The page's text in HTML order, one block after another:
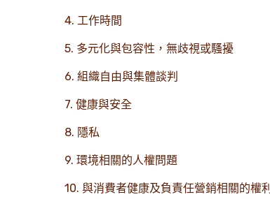
4. 工作時間
5. 多元化與包容性，無歧視或騷擾
6. 組織自由與集體談判
7. 健康與安全
8. 隱私
9. 環境相關的人權問題
10. 與消費者健康及負責任營銷相關的權利